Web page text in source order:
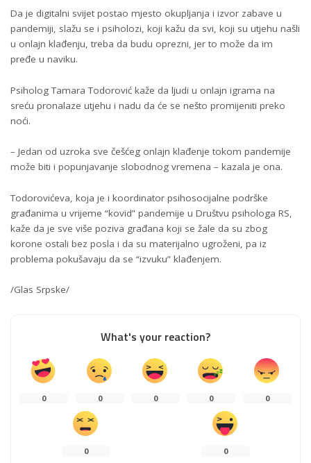
Da je digitalni svijet postao mjesto okupljanja i izvor zabave u
pandemiji, slažu se i psiholozi, koji kažu da svi, koji su utjehu našli
u onlajn klađenju, treba da budu oprezni, jer to može da im
pređe u naviku.
Psiholog Tamara Todorović kaže da ljudi u onlajn igrama na
sreću pronalaze utjehu i nadu da će se nešto promijeniti preko
noći.
– Jedan od uzroka sve češćeg onlajn klađenje tokom pandemije
može biti i popunjavanje slobodnog vremena – kazala je ona.
Todorovićeva, koja je i koordinator psihosocijalne podrške
građanima u vrijeme “kovid” pandemije u Društvu psihologa RS,
kaže da je sve više poziva građana koji se žale da su zbog
korone ostali bez posla i da su materijalno ugroženi, pa iz
problema pokušavaju da se “izvuku” klađenjem.
/Glas Srpske/
What's your reaction?
0 0 0 0 0
0 0